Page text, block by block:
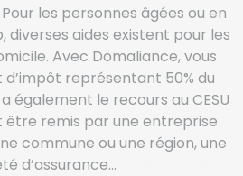
les personnes âgées ou en
diverses aides existent pour les
Avec Domaliance, vous
d’impôt représentant 50% du
également le recours au CESU
être remis par une entreprise
commune ou une région, une
d’assurance…